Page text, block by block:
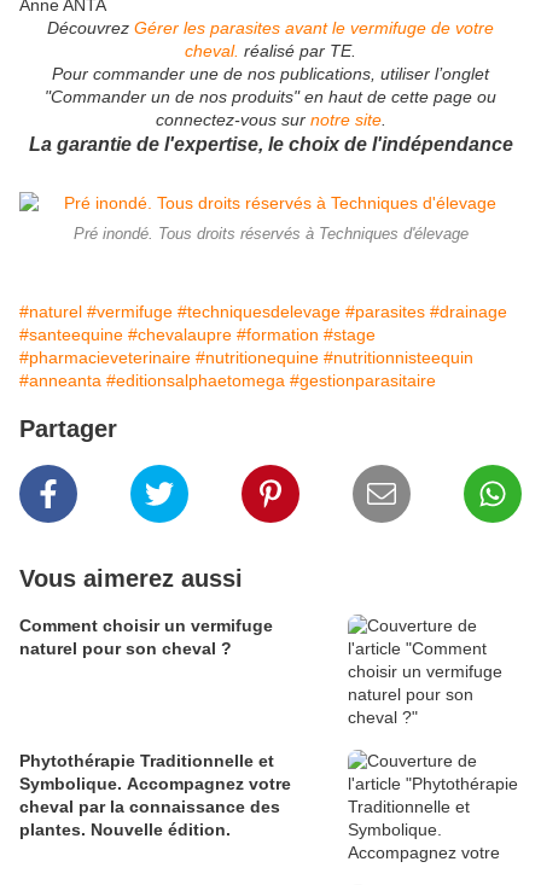
Anne ANTA
Découvrez Gérer les parasites avant le vermifuge de votre
cheval. réalisé par TE.
Pour commander une de nos publications, utiliser l’onglet
"Commander un de nos produits" en haut de cette page ou
connectez-vous sur notre site.
La garantie de l'expertise, le choix de l'indépendance
Pré inondé. Tous droits réservés à Techniques d'élevage
#naturel #vermifuge #techniquesdelevage #parasites #drainage
#santeequine #chevalaupre #formation #stage
#pharmacieveterinaire #nutritionequine #nutritionnisteequin
#anneanta #editionsalphaetomega #gestionparasitaire
Partager
Vous aimerez aussi
Comment choisir un vermifuge
naturel pour son cheval ?
Phytothérapie Traditionnelle et
Symbolique. Accompagnez votre
cheval par la connaissance des
plantes. Nouvelle édition.